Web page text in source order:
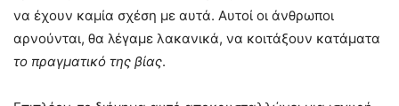
να έχουν καμία σχέση με αυτά. Αυτοί οι άνθρωποι
αρνούνται, θα λέγαμε λακανικά, να κοιτάξουν κατάματα
το πραγματικό της βίας.